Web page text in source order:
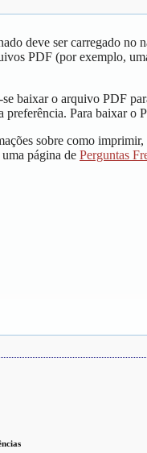
deve ser carregado no
PDF (por exemplo,
baixar o arquivo PDF
preferência. Para baixar o
sobre como
página de Perguntas